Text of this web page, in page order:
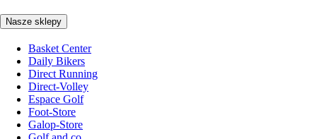
Nasze sklepy
Basket Center
Daily Bikers
Direct Running
Direct-Volley
Espace Golf
Foot-Store
Galop-Store